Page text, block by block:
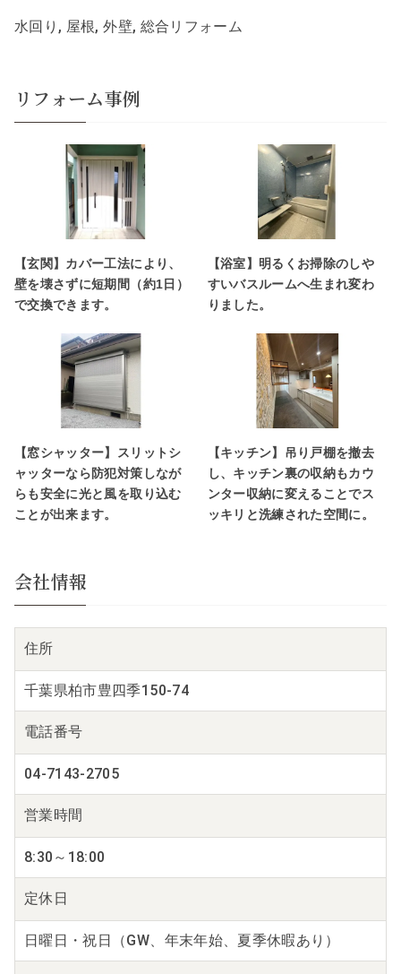
水回り, 屋根, 外壁, 総合リフォーム
リフォーム事例
【玄関】カバー工法により、
壁を壊さずに短期間（約1日）
で交換できます。
【浴室】明るくお掃除のしや
すいバスルームへ生まれ変わ
りました。
【窓シャッター】スリットシ
ャッターなら防犯対策しなが
らも安全に光と風を取り込む
ことが出来ます。
【キッチン】吊り戸棚を撤去
し、キッチン裏の収納もカウ
ンター収納に変えることでス
ッキリと洗練された空間に。
会社情報
住所
千葉県柏市豊四季150-74
電話番号
04-7143-2705
営業時間
8:30～18:00
定休日
日曜日・祝日（GW、年末年始、夏季休暇あり）